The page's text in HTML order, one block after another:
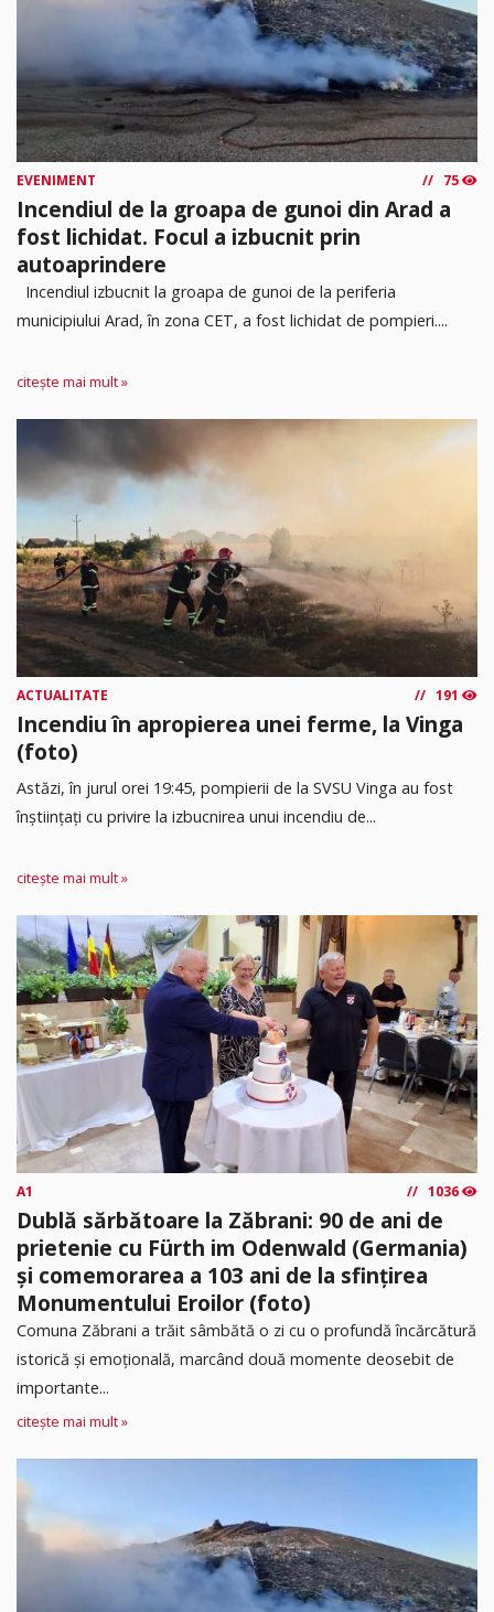
EVENIMENT 75
Incendiul de la groapa de gunoi din Arad a
fost lichidat. Focul a izbucnit prin
autoaprindere
Incendiul izbucnit la groapa de gunoi de la periferia
municipiului Arad, în zona CET, a fost lichidat de pompieri....
citește mai mult »
ACTUALITATE 191
Incendiu în apropierea unei ferme, la Vinga
(foto)
Astăzi, în jurul orei 19:45, pompierii de la SVSU Vinga au fost
înștiințați cu privire la izbucnirea unui incendiu de...
citește mai mult »
A1 1036
Dublă sărbătoare la Zăbrani: 90 de ani de
prietenie cu Fürth im Odenwald (Germania)
și comemorarea a 103 ani de la sfințirea
Monumentului Eroilor (foto)
Comuna Zăbrani a trăit sâmbătă o zi cu o profundă încărcătură
istorică și emoțională, marcând două momente deosebit de
importante...
citește mai mult »